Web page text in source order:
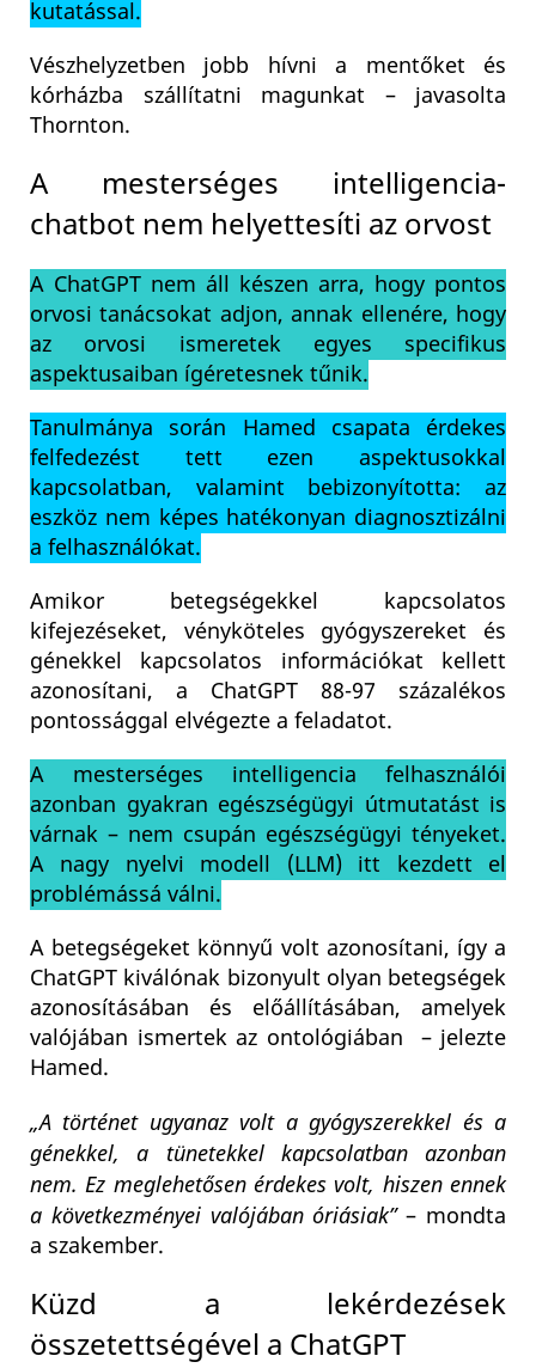
kutatással.
Vészhelyzetben jobb hívni a mentőket és
kórházba szállítatni magunkat – javasolta
Thornton.
A mesterséges intelligencia-
chatbot nem helyettesíti az orvost
A ChatGPT nem áll készen arra, hogy pontos
orvosi tanácsokat adjon, annak ellenére, hogy
az orvosi ismeretek egyes specifikus
aspektusaiban ígéretesnek tűnik.
Tanulmánya során Hamed csapata érdekes
felfedezést tett ezen aspektusokkal
kapcsolatban, valamint bebizonyította: az
eszköz nem képes hatékonyan diagnosztizálni
a felhasználókat.
Amikor betegségekkel kapcsolatos
kifejezéseket, vényköteles gyógyszereket és
génekkel kapcsolatos információkat kellett
azonosítani, a ChatGPT 88-97 százalékos
pontossággal elvégezte a feladatot.
A mesterséges intelligencia felhasználói
azonban gyakran egészségügyi útmutatást is
várnak – nem csupán egészségügyi tényeket.
A nagy nyelvi modell (LLM) itt kezdett el
problémássá válni.
A betegségeket könnyű volt azonosítani, így a
ChatGPT kiválónak bizonyult olyan betegségek
azonosításában és előállításában, amelyek
valójában ismertek az ontológiában – jelezte
Hamed.
„A történet ugyanaz volt a gyógyszerekkel és a
génekkel, a tünetekkel kapcsolatban azonban
nem. Ez meglehetősen érdekes volt, hiszen ennek
a következményei valójában óriásiak”– mondta
a szakember.
Küzd a lekérdezések
összetettségével a ChatGPT